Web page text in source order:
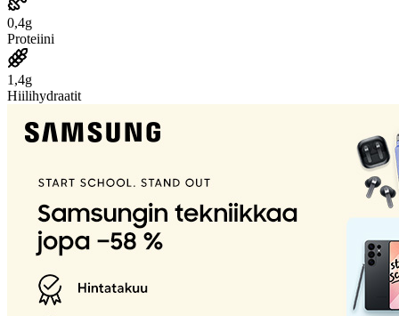
0,4g
Proteiini
1,4g
Hiilihydraatit